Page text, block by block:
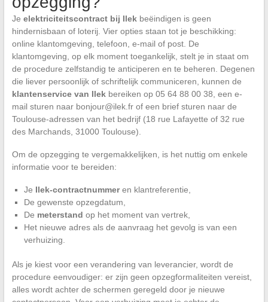
Je elektriciteitscontract bij Ilekbeëindigen is geen
hindernisbaan of loterij. Vier opties staan tot je beschikking:
online klantomgeving, telefoon, e-mail of post. De
klantomgeving, op elk moment toegankelijk, stelt je in staat om
de procedure zelfstandig te anticiperen en te beheren. Degenen
die liever persoonlijk of schriftelijk communiceren, kunnen de
klantenservice van Ilekbereiken op 05 64 88 00 38, een e-
mail sturen naar bonjour@ilek.frof een brief sturen naar de
Toulouse-adressen van het bedrijf (18 rue Lafayette of 32 rue
des Marchands, 31000 Toulouse).
Om de opzegging te vergemakkelijken, is het nuttig om enkele
informatie voor te bereiden:
Je Ilek-contractnummeren klantreferentie,
De gewenste opzegdatum,
De meterstand op het moment van vertrek,
Het nieuwe adres als de aanvraag het gevolg is van een
verhuizing.
Als je kiest voor een verandering van leverancier, wordt de
procedure eenvoudiger: er zijn geen opzegformaliteiten vereist,
alles wordt achter de schermen geregeld door je nieuwe